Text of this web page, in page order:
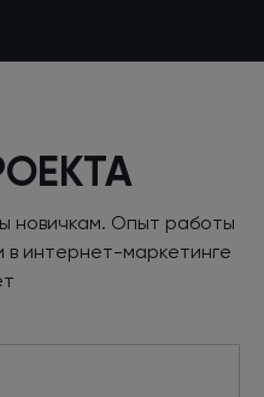
новичкам. Опыт работы
в интернет-маркетинге